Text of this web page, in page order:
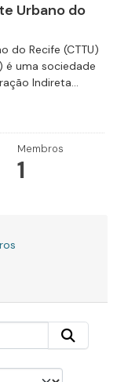
Urbano do
do Recife (CTTU)
é uma sociedade
Indireta...
Membros
1